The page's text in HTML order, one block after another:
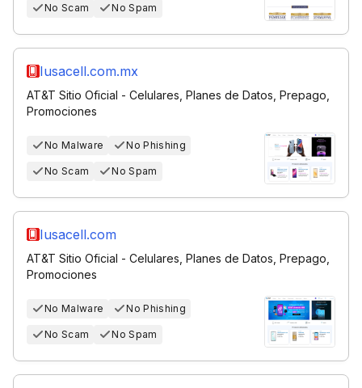
No Scam No Spam
Iusacell.com.mx
AT&T Sitio Oficial - Celulares, Planes de Datos, Prepago,
Promociones
No Malware No Phishing
No Scam No Spam
Iusacell.com
AT&T Sitio Oficial - Celulares, Planes de Datos, Prepago,
Promociones
No Malware No Phishing
No Scam No Spam